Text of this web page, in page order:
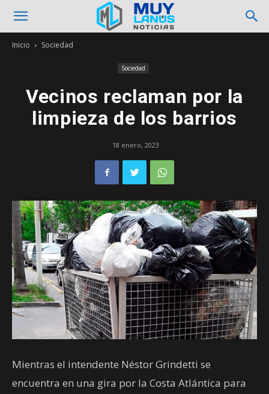
Inicio Sociedad
Sociedad
Vecinos reclaman por la
limpieza de los barrios
18 enero, 2023
Mientras el intendente Néstor Grindetti se
encuentra en una gira por la Costa Atlántica para